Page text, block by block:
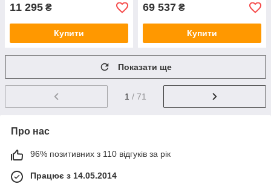
11 295 ₴
Купити
69 537 ₴
Купити
Показати ще
1 / 71
Про нас
96% позитивних з 110 відгуків за рік
Працює з 14.05.2014